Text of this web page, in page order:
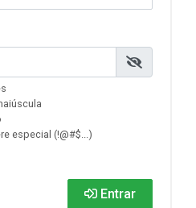
especial (!@#$...)
Entrar